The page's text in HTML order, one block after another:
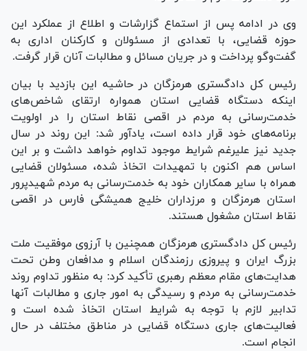
وی در ادامه پس از استماع گزارشات و اطلاع از عملکرد این
حوزه قضایی، با تعدادی از مسئولان و کارکنان اداری به
گفت‌و‌گو پرداخت و در جریان مسائل و مطالبات آنان قرار گرفت.
رئیس کل دادگستری هرمزگان در حاشیه این بازدید با بیان
اینکه دستگاه قضایی استان همواره ارتقای شاخص‌های
خدمت‌رسانی به مردم در اقصی نقاط استان را در اولویت
برنامه‌های خود قرار داده است، یادآور شد: این روند در سال
جدید نیز علیرغم شرایط موجود تداوم خواهد داشت و بر این
اساس هم اکنون با تمهیدات اتخاذ شده، مسئولان قضایی
همراه با سایر همکاران خود به خدمت‌رسانی به مردم شهیدپرور
استان هرمزگان و مرزداران خلیج همیشگی فارس در اقصی
نقاط استان مشغول هستند.
رئیس کل دادگستری هرمزگان همچنین با آرزوی موفقیت ملت
بزرگ ایران و پیروزی رزمندگان اسلام و مدافعان وطن تحت
هدایت‌های مقام معظم رهبری تأکید کرد: به منظور تداوم روند
خدمت‌رسانی به مردم و رسیدگی به امور جاری و مطالبات آنها
تدابیر لازم با توجه به شرایط استان اتخاذ شده است و
فعالیت‌های جاری دستگاه قضایی در مناطق مختلف در حال
انجام است.